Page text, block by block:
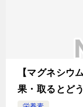
【マグネシウ
果・取るとど